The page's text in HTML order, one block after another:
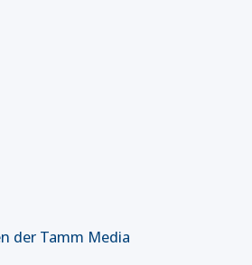
der Tamm Media